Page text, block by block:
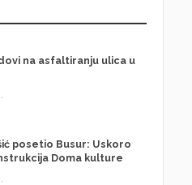
na asfaltiranju ulica u
posetio Busur: Uskoro
Doma kulture